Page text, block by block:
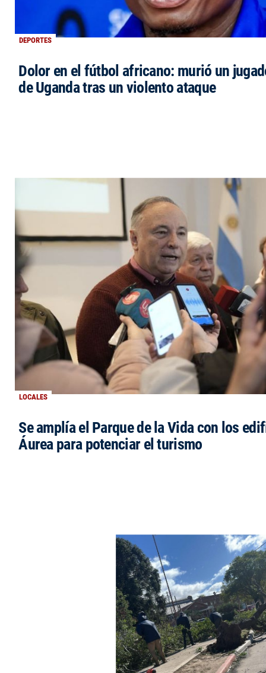
DEPORTES
Dolor en el fútbol africano: murió un
de Uganda tras un violento ataque
LOCALES
Se amplía el Parque de la Vida con los
Áurea para potenciar el turismo